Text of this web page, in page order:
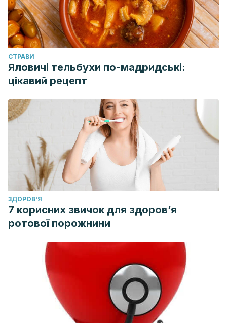
CТРАВИ
Яловичі тельбухи по-мадридські:
цікавий рецепт
ЗДОРОВ'Я
7 корисних звичок для здоров’я
ротової порожнини